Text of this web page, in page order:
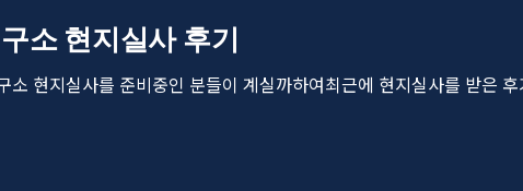
소 현지실사 후기
소 현지실사를 준비중인 분들이 계실까하여최근에 현지실사를 받은